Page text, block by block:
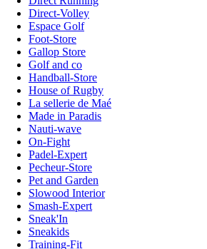
Direct-Volley
Espace Golf
Foot-Store
Gallop Store
Golf and co
Handball-Store
House of Rugby
La sellerie de Maé
Made in Paradis
Nauti-wave
On-Fight
Padel-Expert
Pecheur-Store
Pet and Garden
Slowood Interior
Smash-Expert
Sneak'In
Sneakids
Training-Fit